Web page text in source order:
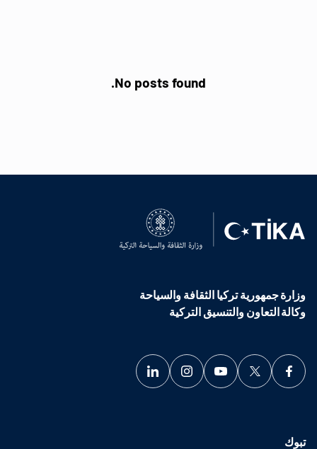
No posts found.
وزارة جمهورية تركيا الثقافة والسياحة
وكالة التعاون والتنسيق التركية
تبوك